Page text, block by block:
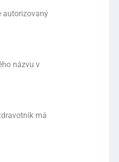
autorizovaný
názvu v
má